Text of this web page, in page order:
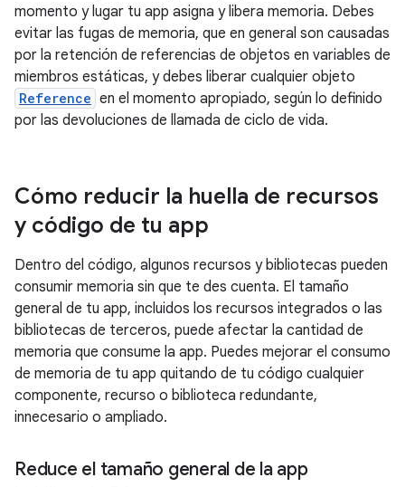
momento y lugar tu app asigna y libera memoria. Debes
evitar las fugas de memoria, que en general son causadas
por la retención de referencias de objetos en variables de
miembros estáticas, y debes liberar cualquier objeto
Reference en el momento apropiado, según lo definido
por las devoluciones de llamada de ciclo de vida.
Cómo reducir la huella de recursos
y código de tu app
Dentro del código, algunos recursos y bibliotecas pueden
consumir memoria sin que te des cuenta. El tamaño
general de tu app, incluidos los recursos integrados o las
bibliotecas de terceros, puede afectar la cantidad de
memoria que consume la app. Puedes mejorar el consumo
de memoria de tu app quitando de tu código cualquier
componente, recurso o biblioteca redundante,
innecesario o ampliado.
Reduce el tamaño general de la app